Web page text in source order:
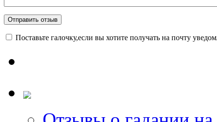
Поставьте галочку,если вы хотите получать на почту